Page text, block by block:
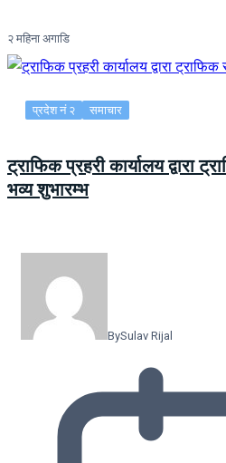
२ महिना अगाडि
प्रदेश नं २ समाचार
ट्राफिक प्रहरी कार्यालय द्वारा
भव्य शुभारम्भ
BySulav Rijal